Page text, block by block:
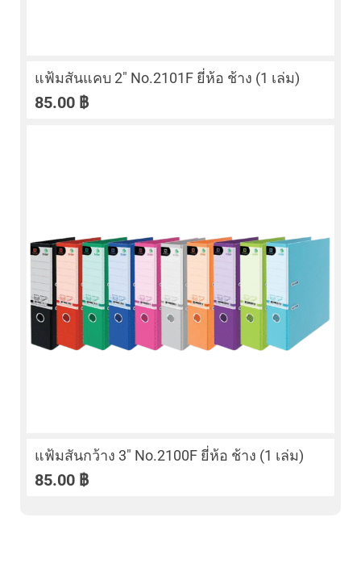
แฟ้มสันแคบ 2″ No.2101F ยี่ห้อ ช้าง (1 เล่ม)
85.00 ฿
แฟ้มสันกว้าง 3″ No.2100F ยี่ห้อ ช้าง (1 เล่ม)
85.00 ฿